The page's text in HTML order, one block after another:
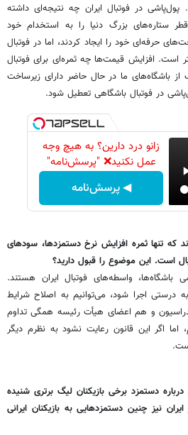
در فوتبال ایران چه نتیجه‌ای داشته
ستاره‌های بزرگ دنیا را به استخدام خود
حرفه‌ای خود را ایجاد کردند، اما در فوتبال
است. افزایش قیمت‌ها چه ثمره‌ای برای فوتبال
باشگاه‌های ما در حال حاضر دارای زیرساخت
در فوتبال باشگاهی تعطیل شود.
زانو درد دارین؟ به هیچ وجه
عمل نکنید❌ "پرسش‌نامه"
◀ پرسش‌نامه
که تنها ثمره افزایش نرخ دستمزدها، سودهای
است. این موضوع را قبول دارید؟
باشگاه‌ها، واسطه‌های فوتبال ایران هستند.
درستی اجرا شود، می‌توانیم به اصلاح شرایط
و هم اعضای هیأت رئیسه همگی تداوم
اگر این قانون رعایت نشود به نظرم دیگر
دستمزد برخی بازیکنان لیگ برتری شنیده
نیز چنین دستمزدهایی به بازیکنان ایرانی